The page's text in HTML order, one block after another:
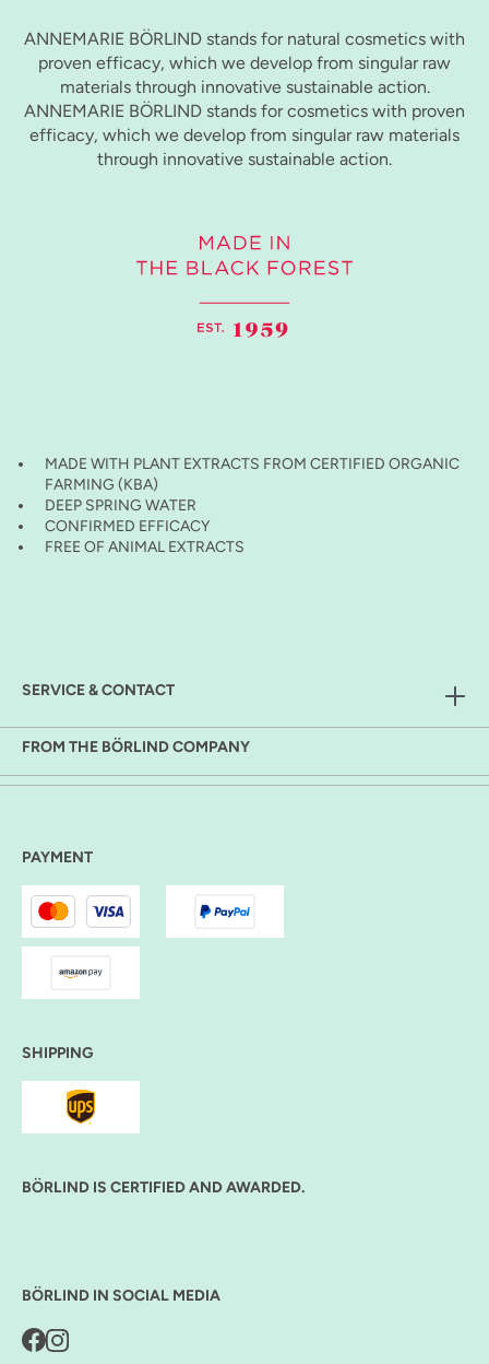
ANNEMARIE BÖRLIND stands for natural cosmetics with
proven efficacy, which we develop from singular raw
materials through innovative sustainable action.
ANNEMARIE BÖRLIND stands for cosmetics with proven
efficacy, which we develop from singular raw materials
through innovative sustainable action.
MADE WITH PLANT EXTRACTS FROM CERTIFIED ORGANIC
FARMING (KBA)
DEEP SPRING WATER
CONFIRMED EFFICACY
FREE OF ANIMAL EXTRACTS
SERVICE & CONTACT
FROM THE BÖRLIND COMPANY
PAYMENT
SHIPPING
BÖRLIND IS CERTIFIED AND AWARDED.
BÖRLIND IN SOCIAL MEDIA